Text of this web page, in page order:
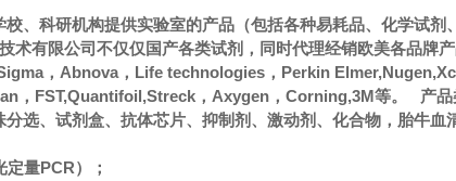
、科研机构提供实验室的产品（包括各种易耗品、化学试
术有限公司不仅仅国产各类试剂，同时代理经销欧美各品牌
，Abnova，Life technologies，Perkin
，FST,Quantifoil,Streck，Axygen，Corning,3M等。 产品
选、试剂盒、抗体芯片、抑制剂、激动剂、化合物，胎牛
定量PCR）；